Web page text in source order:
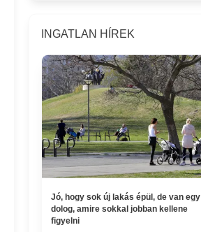
INGATLAN HÍREK
Jó, hogy sok új lakás épül, de van egy
dolog, amire sokkal jobban kellene
figyelni